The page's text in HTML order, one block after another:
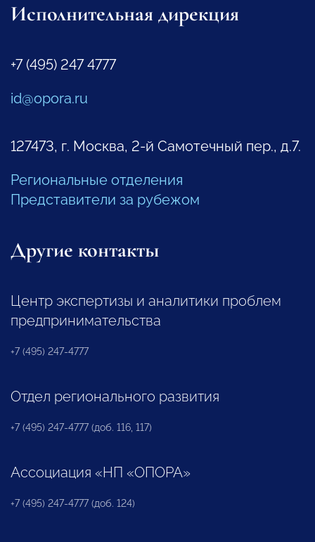
Исполнительная дирекция
+7 (495) 247 4777
id@opora.ru
127473, г. Москва, 2-й Самотечный пер., д.7.
Региональные отделения
Представители за рубежом
Другие контакты
Центр экспертизы и аналитики проблем
предпринимательства
+7 (495) 247-4777
Отдел регионального развития
+7 (495) 247-4777 (доб. 116, 117)
Ассоциация «НП «ОПОРА»
+7 (495) 247-4777 (доб. 124)